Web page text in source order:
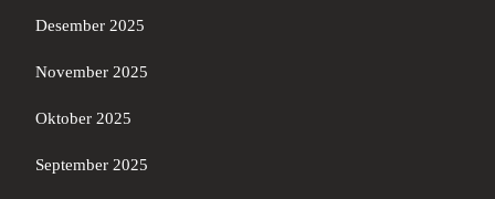
Desember 2025
November 2025
Oktober 2025
September 2025